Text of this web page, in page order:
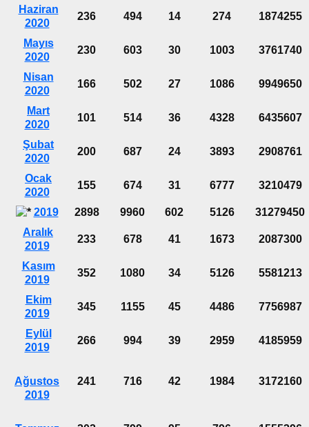
Haziran
2020
236 494 14 274 1874255
Mayıs
2020
230 603 30 1003 3761740
Nisan
2020
166 502 27 1086 9949650
Mart
2020
101 514 36 4328 6435607
Şubat
2020
200 687 24 3893 2908761
Ocak
2020
155 674 31 6777 3210479
2019 2898 9960 602 5126
31279450
Aralık
2019
233 678 41 1673 2087300
Kasım
2019
352 1080 34 5126 5581213
Ekim
2019
345 1155 45 4486 7756987
Eylül
2019
266 994 39 2959 4185959
Ağustos
2019
241 716 42 1984 3172160